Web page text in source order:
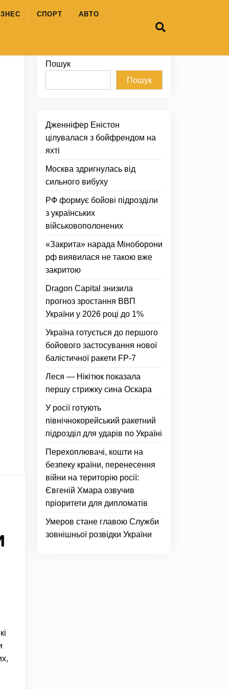
СПОРТ АВТО
Пошук
Пошук
Дженніфер Еністон
цілувалася з бойфрендом на
яхті
Москва здригнулась від
сильного вибуху
РФ формує бойові підрозділи
з українських
військовополонених
«Закрита» нарада Міноборони
рф виявилася не такою вже
закритою
Dragon Capital знизила
прогноз зростання ВВП
України у 2026 році до 1%
Україна готується до першого
бойового застосування нової
балістичної ракети FP-7
Леся — Нікітюк показала
першу стрижку сина Оскара
У росії готують
північнокорейський ракетний
підрозділ для ударів по Україні
Перехоплювачі, кошти на
безпеку країни, перенесення
війни на територію росії:
Євгеній Хмара озвучив
пріоритети для дипломатів
Умеров стане главою Служби
зовнішньої розвідки України